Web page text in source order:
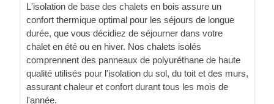
L'isolation de base des chalets en bois assure un
confort thermique optimal pour les séjours de longue
durée, que vous décidiez de séjourner dans votre
chalet en été ou en hiver. Nos chalets isolés
comprennent des panneaux de polyuréthane de haute
qualité utilisés pour l'isolation du sol, du toit et des murs,
assurant chaleur et confort durant tous les mois de
l'année.